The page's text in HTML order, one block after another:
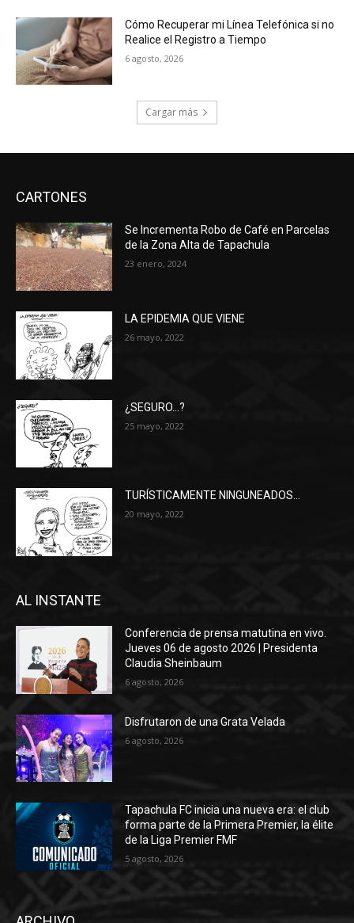
Cómo Recuperar mi Línea Telefónica si no
Realice el Registro a Tiempo
6 agosto, 2026
Cargar más
CARTONES
Se Incrementa Robo de Café en Parcelas
de la Zona Alta de Tapachula
23 enero, 2024
LA EPIDEMIA QUE VIENE
26 mayo, 2022
¿SEGURO…?
25 mayo, 2022
TURÍSTICAMENTE NINGUNEADOS…
20 mayo, 2022
AL INSTANTE
Conferencia de prensa matutina en vivo.
Jueves 06 de agosto 2026 | Presidenta
Claudia Sheinbaum
6 agosto, 2026
Disfrutaron de una Grata Velada
6 agosto, 2026
Tapachula FC inicia una nueva era: el club
forma parte de la Primera Premier, la élite
de la Liga Premier FMF
5 agosto, 2026